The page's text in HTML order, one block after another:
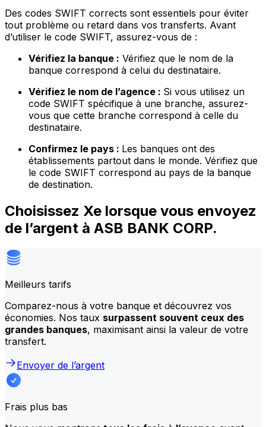
Des codes SWIFT corrects sont essentiels pour éviter
tout problème ou retard dans vos transferts. Avant
d’utiliser le code SWIFT, assurez-vous de :
Vérifiez la banque : Vérifiez que le nom de la
banque correspond à celui du destinataire.
Vérifiez le nom de l’agence : Si vous utilisez un
code SWIFT spécifique à une branche, assurez-
vous que cette branche correspond à celle du
destinataire.
Confirmez le pays : Les banques ont des
établissements partout dans le monde. Vérifiez que
le code SWIFT correspond au pays de la banque
de destination.
Choisissez Xe lorsque vous envoyez
de l’argent à ASB BANK CORP.
Meilleurs tarifs
Comparez-nous à votre banque et découvrez vos
économies. Nos taux surpassent souvent ceux des
grandes banques, maximisant ainsi la valeur de votre
transfert.
Envoyer de l’argent
Frais plus bas